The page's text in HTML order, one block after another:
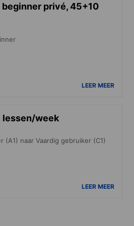
privé, 45+10
LEER MEER
lessen/week
(A1) naar Vaardig gebruiker (C1)
LEER MEER